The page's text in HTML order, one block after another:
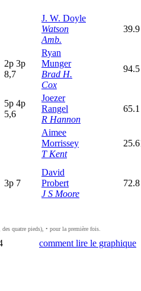
J. W. Doyle
Watson
Amb.
39.9
2p 3p
8,7
Ryan
Munger
Brad H.
Cox
94.5
5p 4p
5,6
Joezer
Rangel
R Hannon
65.1
Aimee
Morrissey
T Kent
3p 7
David
Probert
J S Moore
72.8
quatre pieds), • pour la première fois.
comment lire le graphique